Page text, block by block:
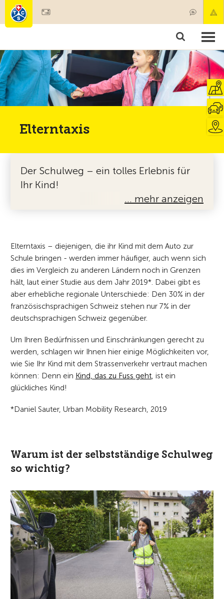
Mitgliedschaft & Leistungen
Test, Sicherheit & Gesundheit
Elterntaxis
Der Schulweg – ein tolles Erlebnis für
Ihr Kind!
… mehr anzeigen
Elterntaxis – diejenigen, die ihr Kind mit dem Auto zur
Schule bringen - werden immer häufiger, auch wenn sich
dies im Vergleich zu anderen Ländern noch in Grenzen
hält, laut einer Studie aus dem Jahr 2019*. Dabei gibt es
aber erhebliche regionale Unterschiede: Den 30% in der
französischsprachigen Schweiz stehen nur 7% in der
deutschsprachigen Schweiz gegenüber.
Um Ihren Bedürfnissen und Einschränkungen gerecht zu
werden, schlagen wir Ihnen hier einige Möglichkeiten vor,
wie Sie Ihr Kind mit dem Strassenverkehr vertraut machen
können: Denn ein Kind, das zu Fuss geht, ist ein
glückliches Kind!
*Daniel Sauter, Urban Mobility Research, 2019
Warum ist der selbstständige Schulweg
so wichtig?